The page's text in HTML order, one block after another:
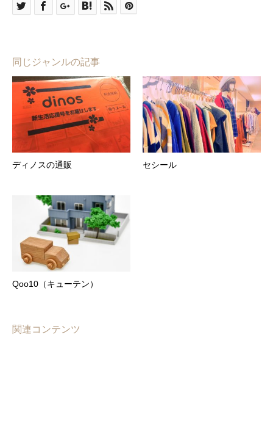
同じジャンルの記事
ディノスの通販 セシール
Qoo10（キューテン）
関連コンテンツ